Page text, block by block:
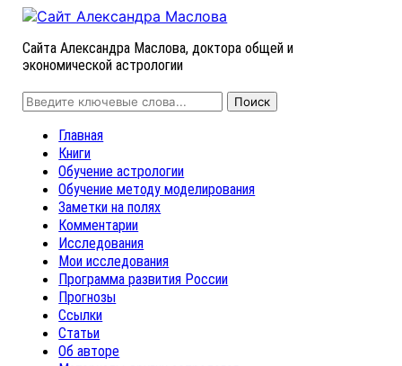
Сайта Александра Маслова, доктора общей и
экономической астрологии
Главная
Книги
Обучение астрологии
Обучение методу моделирования
Заметки на полях
Комментарии
Исследования
Мои исследования
Программа развития России
Прогнозы
Ссылки
Статьи
Об авторе